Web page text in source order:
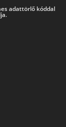
adattörlő kóddal